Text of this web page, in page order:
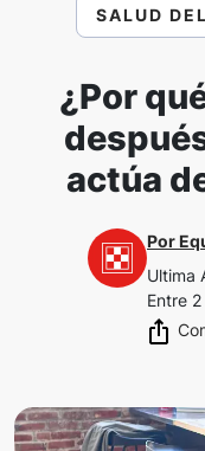
SALUD
¿Por
actúa
Por
Ultima
Entre